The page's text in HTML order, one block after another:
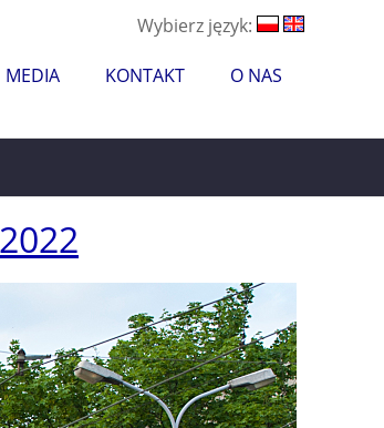
Wybierz język:
MEDIA KONTAKT O NAS